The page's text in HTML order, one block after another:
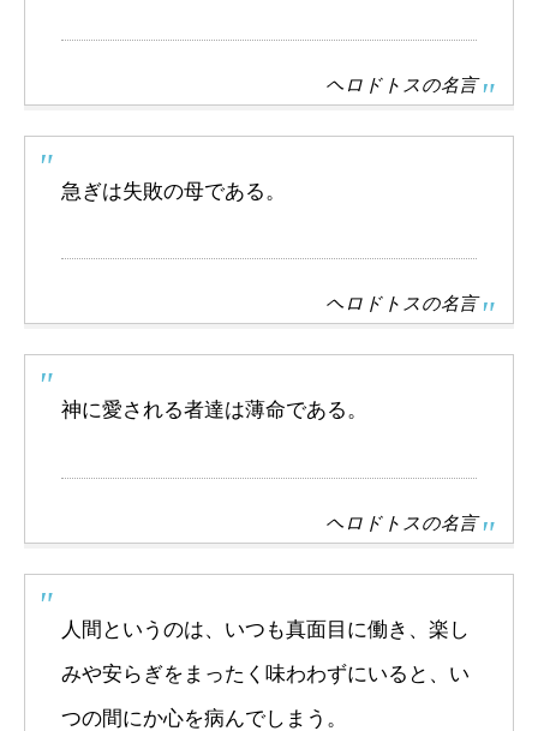
ヘロドトスの名言
急ぎは失敗の母である。
ヘロドトスの名言
神に愛される者達は薄命である。
ヘロドトスの名言
人間というのは、いつも真面目に働き、楽し
みや安らぎをまったく味わわずにいると、い
つの間にか心を病んでしまう。